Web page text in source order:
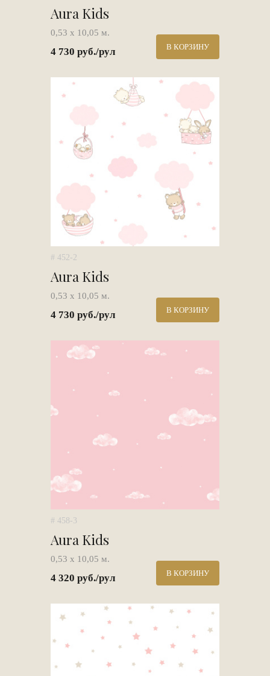
Aura Kids
0,53 х 10,05 м.
4 730 руб./рул В КОРЗИНУ
# 452-2
Aura Kids
0,53 х 10,05 м.
4 730 руб./рул В КОРЗИНУ
# 458-3
Aura Kids
0,53 х 10,05 м.
4 320 руб./рул В КОРЗИНУ